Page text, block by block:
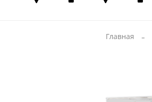
Главная